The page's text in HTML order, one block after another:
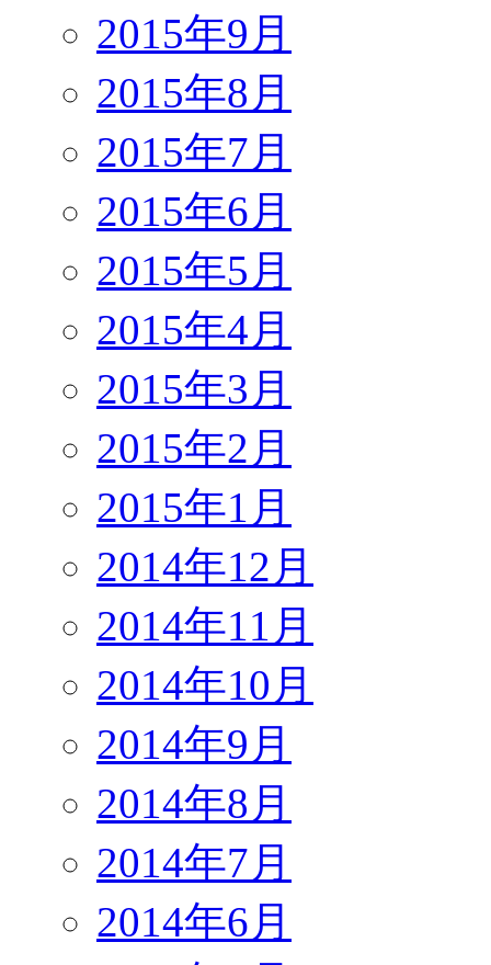
2015年9月
2015年8月
2015年7月
2015年6月
2015年5月
2015年4月
2015年3月
2015年2月
2015年1月
2014年12月
2014年11月
2014年10月
2014年9月
2014年8月
2014年7月
2014年6月